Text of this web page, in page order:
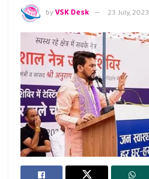
byVSK Desk 23 July, 2023